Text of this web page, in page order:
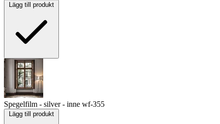
Lägg till produkt
Spegelfilm - silver - inne wf-355
Lägg till produkt